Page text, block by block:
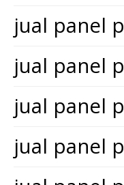
jual panel
jual panel
jual panel
jual panel